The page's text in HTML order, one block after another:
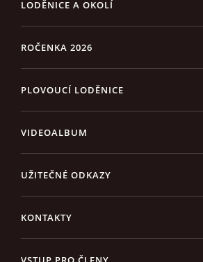
LODĚNICE A OKOLÍ
ROČENKA 2026
PLOVOUCÍ LODĚNICE
VIDEOALBUM
UŽITEČNÉ ODKAZY
KONTAKTY